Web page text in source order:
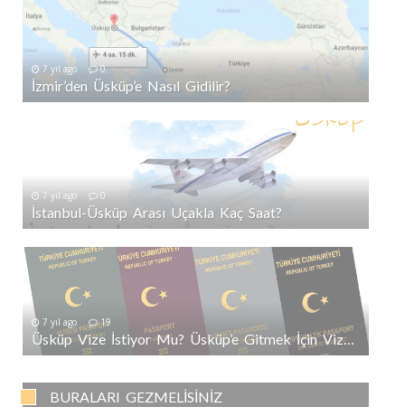
7 yıl ago 0
İzmir’den Üsküp’e Nasıl Gidilir?
7 yıl ago 0
İstanbul-Üsküp Arası Uçakla Kaç Saat?
7 yıl ago 19
Üsküp Vize İstiyor Mu? Üsküp’e Gitmek İçin Vize Gerekli Mi?
BURALARI GEZMELISINIZ